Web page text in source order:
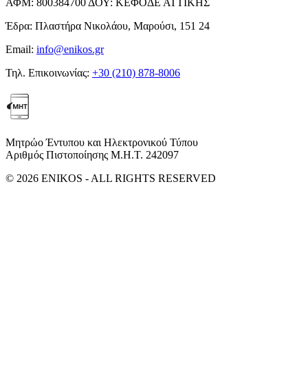
ΑΦΜ: 800384700 ΔΟΥ: ΚΕΦΟΔΕ ΑΤΤΙΚΗΣ
Έδρα: Πλαστήρα Νικολάου, Μαρούσι, 151 24
Email: info@enikos.gr
Τηλ. Επικοινωνίας: +30 (210) 878-8006
Μητρώο Έντυπου και Ηλεκτρονικού Τύπου
Αριθμός Πιστοποίησης Μ.Η.Τ. 242097
© 2026 ENIKOS - ALL RIGHTS RESERVED